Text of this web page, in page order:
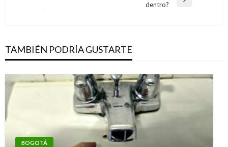
dentro?
TAMBIÉN PODRÍA GUSTARTE
BOGOTÁ